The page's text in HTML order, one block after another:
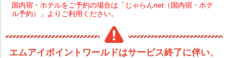
国内宿・ホテルをご予約の場合は「じゃらんnet（国内宿・ホテ
ル予約）」よりご利用ください。
エムアイポイントワールドはサービス終了に伴い、